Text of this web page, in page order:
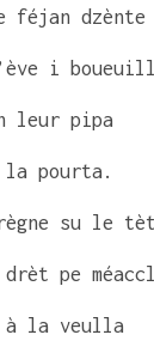
dzènte
i
leur pipa
la pourta.
su le
pe
à la veulla